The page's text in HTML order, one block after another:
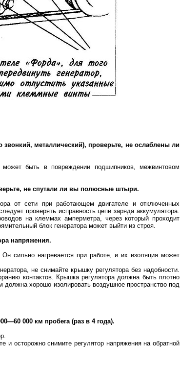
металлический), проверьте, не ослаблены ли
быть в повреждении подшипников, межвинтовом
не спутали ли вы полюсные штыри.
от сети при работающем двигателе и отключенных
проверять исправность цепи заряда аккумулятора.
на клеммах амперметра, через который проходит
блок генератора может выйти из строя.
напряжения.
сильно нагревается при работе, и их изоляция может
не снимайте крышку регулятора без надобности.
контактов. Крышка регулятора должна быть плотно
хорошо изолировать воздушное пространство под
000 км пробега (раз в 4 года).
и осторожно снимите регулятор напряжения на обратной